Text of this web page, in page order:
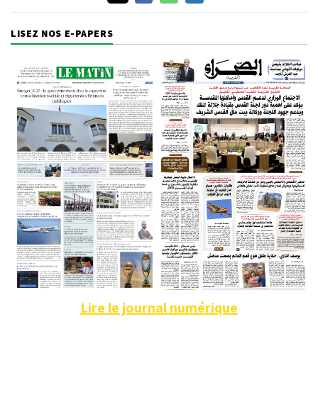
LISEZ NOS E-PAPERS
Lire le journal numérique